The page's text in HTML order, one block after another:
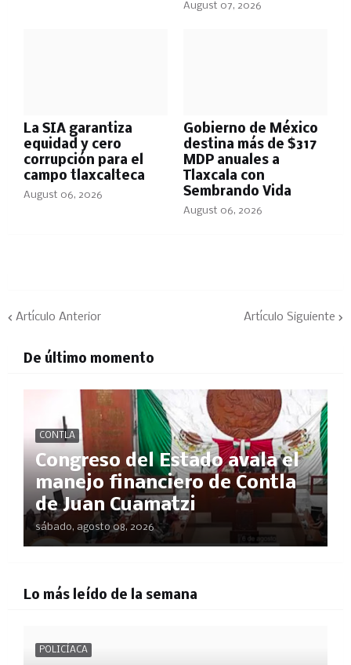
August 07, 2026
La SIA garantiza
equidad y cero
corrupción para el
campo tlaxcalteca
August 06, 2026
Gobierno de México
destina más de $317
MDP anuales a
Tlaxcala con
Sembrando Vida
August 06, 2026
Artículo Anterior Artículo Siguiente
De último momento
CONTLA
Congreso del Estado avala el
manejo financiero de Contla
de Juan Cuamatzi
sábado, agosto 08, 2026
Lo más leído de la semana
POLICÍACA